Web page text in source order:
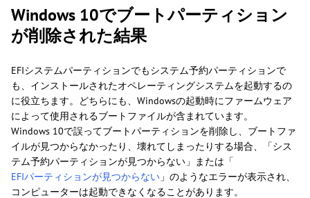
Windows 10でブートパーティション
が削除された結果
EFIシステムパーティションでもシステム予約パーティションで
も、インストールされたオペレーティングシステムを起動するの
に役立ちます。どちらにも、Windowsの起動時にファームウェア
によって使用されるブートファイルが含まれています。
Windows 10で誤ってブートパーティションを削除し、ブートファ
イルが見つからなかったり、壊れてしまったりする場合、「シス
テム予約パーティションが見つからない」または「
EFIパーティションが見つからない 」のようなエラーが表示され、
コンピューターは起動できなくなることがあります。